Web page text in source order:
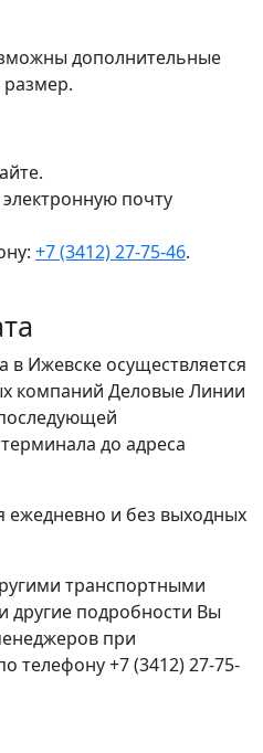
дополнительные
размер.
почту
+7 (3412) 27-75-46.
в Ижевске осуществляется
компаний Деловые Линии
до адреса
ежедневно и без выходных
транспортными
другие подробности Вы
при
телефону +7 (3412) 27-75-